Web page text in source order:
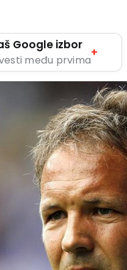
Google izbor
među prvima
+